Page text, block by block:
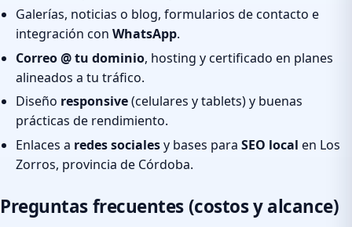
Galerías, noticias o blog, formularios de contacto e
integración con WhatsApp.
Correo @ tu dominio, hosting y certificado en planes
alineados a tu tráfico.
Diseño responsive(celulares y tablets) y buenas
prácticas de rendimiento.
Enlaces a redes socialesy bases para SEO local en Los
Zorros, provincia de Córdoba.
Preguntas frecuentes (costos y alcance)